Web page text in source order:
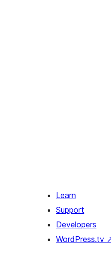
Learn
Support
Developers
WordPress.tv